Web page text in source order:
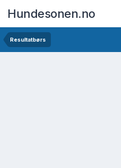
Hundesonen.no
Resultatbørs